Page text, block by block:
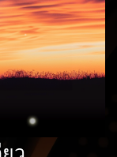
ว